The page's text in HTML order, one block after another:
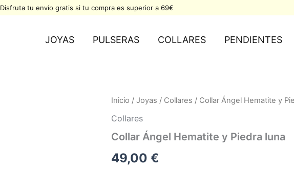
Disfruta tu envío gratis si tu compra es superior a 69€
JOYAS PULSERAS COLLARES PENDIENTES
Inicio / Joyas / Collares / Collar Ángel Hematite y
Collares
Collar Ángel Hematite y Piedra luna
49,00 €
Collar
Hematite
Piedra
cantidad